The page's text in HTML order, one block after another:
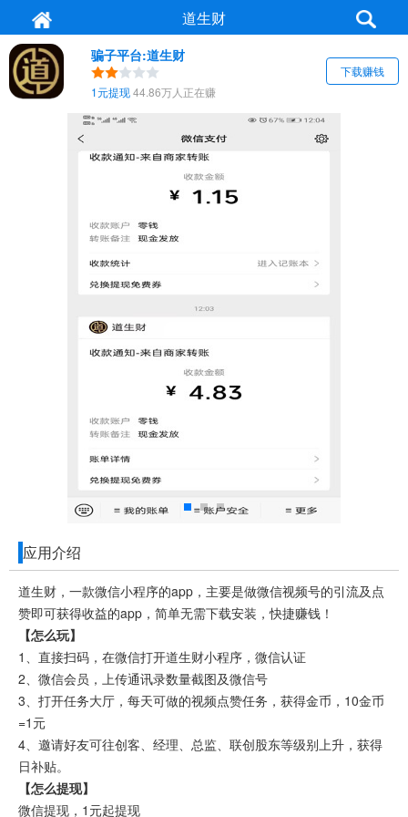
道生财
骗子平台:道生财
1元提现44.86万人正在赚
下载赚钱
应用介绍
道生财，一款微信小程序的app，主要是做微信视频号的引流及点
赞即可获得收益的app，简单无需下载安装，快捷赚钱！
【怎么玩】
1、直接扫码，在微信打开道生财小程序，微信认证
2、微信会员，上传通讯录数量截图及微信号
3、打开任务大厅，每天可做的视频点赞任务，获得金币，10金币
=1元
4、邀请好友可往创客、经理、总监、联创股东等级别上升，获得
日补贴。
【怎么提现】
微信提现，1元起提现